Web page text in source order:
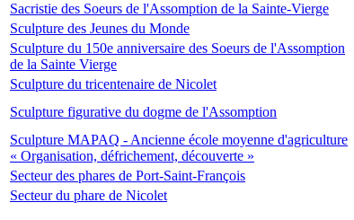
Sacristie des Soeurs de l'Assomption de la Sainte-Vierge
Sculpture des Jeunes du Monde
Sculpture du 150e anniversaire des Soeurs de l'Assomption
de la Sainte Vierge
Sculpture du tricentenaire de Nicolet
Sculpture figurative du dogme de l'Assomption
Sculpture MAPAQ - Ancienne école moyenne d'agriculture
« Organisation, défrichement, découverte »
Secteur des phares de Port-Saint-François
Secteur du phare de Nicolet